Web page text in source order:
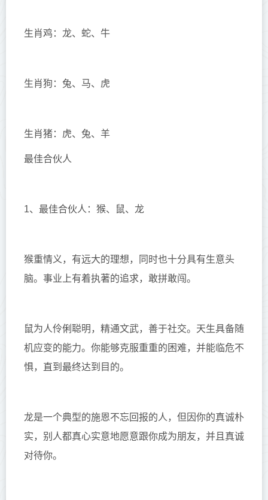
生肖鸡：龙、蛇、牛
生肖狗：兔、马、虎
生肖猪：虎、兔、羊
最佳合伙人
1、最佳合伙人：猴、鼠、龙
猴重情义，有远大的理想，同时也十分具有生意头
脑。事业上有着执著的追求，敢拼敢闯。
鼠为人伶俐聪明，精通文武，善于社交。天生具备随
机应变的能力。你能够克服重重的困难，并能临危不
惧，直到最终达到目的。
龙是一个典型的施恩不忘回报的人，但因你的真诚朴
实，别人都真心实意地愿意跟你成为朋友，并且真诚
对待你。